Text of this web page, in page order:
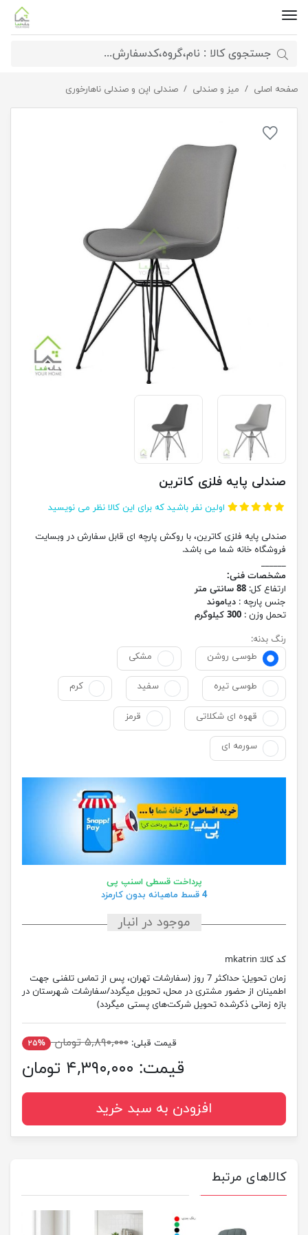
صفحه اصلی میز و صندلی صندلی اپن و صندلی ناهارخوری صندلی پایه فلزی کاترین
صندلی پایه فلزی کاترین
اولین نفر باشید که برای این کالا نظر می نویسید
صندلی پایه فلزی کاترین، با روکش پارچه ای قابل سفارش در وبسایت
فروشگاه خانه شما می باشد.
______
مشخصات فنی:
ارتفاع کل: 88 سانتی متر
جنس پارچه : دیاموند
تحمل وزن : 300 کیلوگرم
رنگ بدنه:
طوسی روشن
مشکی
طوسی تیره سفید کرم
قهوه ای شکلاتی قرمز
سورمه ای
پرداخت قسطی اسنپ پی
4 قسط ماهیانه بدون کارمزد
موجود در انبار
کد کالا: mkatrin
زمان تحویل:
حداکثر 7 روز (سفارشات تهران، پس از تماس تلفنی جهت
اطمینان از حضور مشتری در محل، تحویل میگردد/سفارشات شهرستان در
بازه زمانی ذکرشده تحویل شرکت‌های پستی میگردد)
قیمت قبلی: ۵,۸۹۰,۰۰۰ تومان ۲۵%
قیمت: ۴,۳۹۰,۰۰۰ تومان
افزودن به سبد خرید
کالاهای مرتبط